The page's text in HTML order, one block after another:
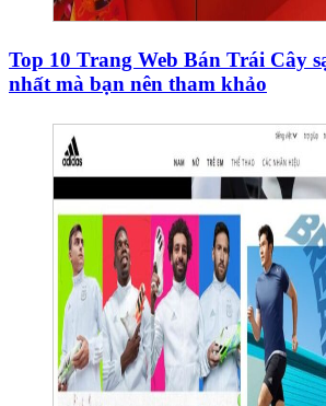
Top 10 Trang Web Bán Trái Cây
nhất mà bạn nên tham khảo